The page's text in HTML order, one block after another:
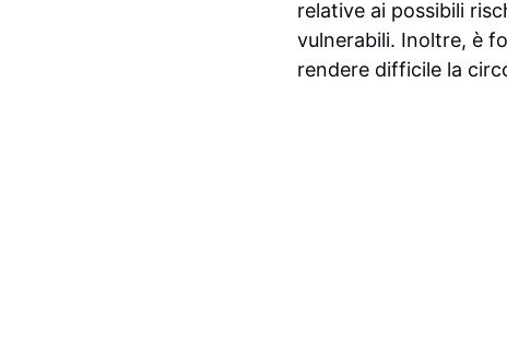
relative ai possibili
vulnerabili. Inoltre, è
rendere difficile la